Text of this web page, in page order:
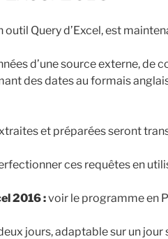
outil Query d’Excel, est
d’une source externe,
des dates au formais
et préparées seront
ces requêtes en
2016 :voir le programme en
jours, adaptable sur un jour